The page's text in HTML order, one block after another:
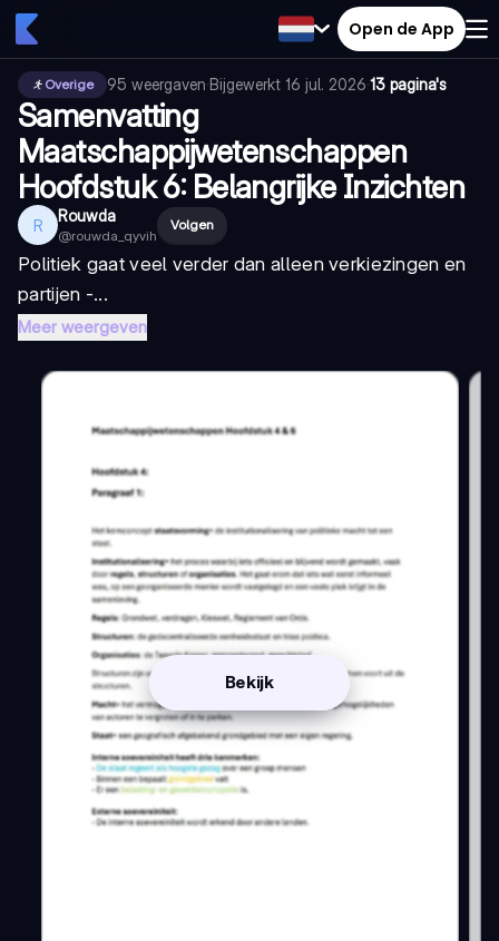
Open de App
Overige 95 weergaven·Bijgewerkt 16 jul. 2026·13 pagina's
Samenvatting
Maatschappijwetenschappen
Hoofdstuk 6: Belangrijke Inzichten
R Rouwda
@rouwda_qyvih
Volgen
Politiek gaat veel verder dan alleen verkiezingen en
partijen -...
Meer weergeven
Bekijk